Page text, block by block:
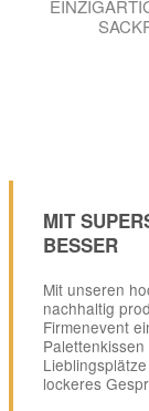
MIT
BESSER
Mit unseren
nachhaltig
Firmenevent
lockeres